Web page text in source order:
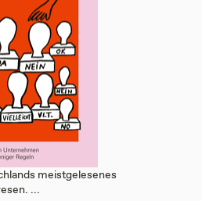
meistgelesenes
...